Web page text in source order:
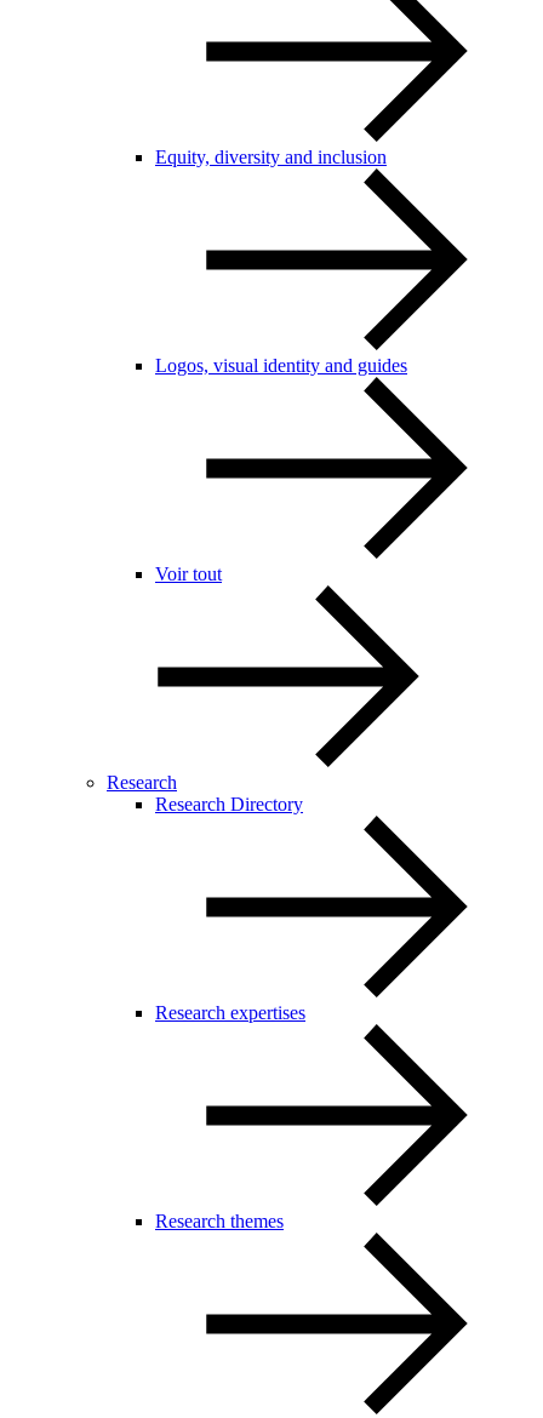
Equity, diversity and inclusion
Logos, visual identity and guides
Voir tout
Research
Research Directory
Research expertises
Research themes